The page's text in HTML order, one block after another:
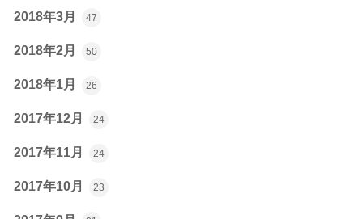
2018年3月 47
2018年2月 50
2018年1月 26
2017年12月 24
2017年11月 24
2017年10月 23